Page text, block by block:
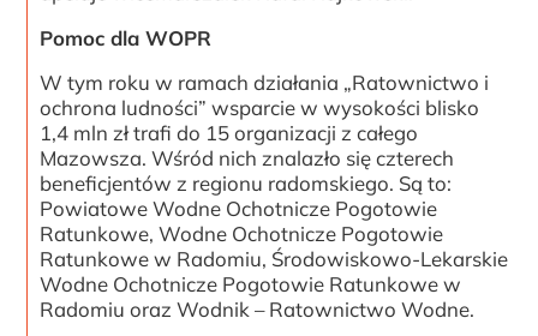
Pomoc dla WOPR
W tym roku w ramach działania „Ratownictwo i
ochrona ludności” wsparcie w wysokości blisko
1,4 mln zł trafi do 15 organizacji z całego
Mazowsza. Wśród nich znalazło się czterech
beneficjentów z regionu radomskiego. Są to:
Powiatowe Wodne Ochotnicze Pogotowie
Ratunkowe, Wodne Ochotnicze Pogotowie
Ratunkowe w Radomiu, Środowiskowo-Lekarskie
Wodne Ochotnicze Pogotowie Ratunkowe w
Radomiu oraz Wodnik – Ratownictwo Wodne.